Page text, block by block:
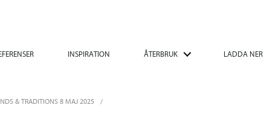
INSPIRATION ÅTERBRUK LADDA NER
& TRADITIONS 8 MAJ 2025